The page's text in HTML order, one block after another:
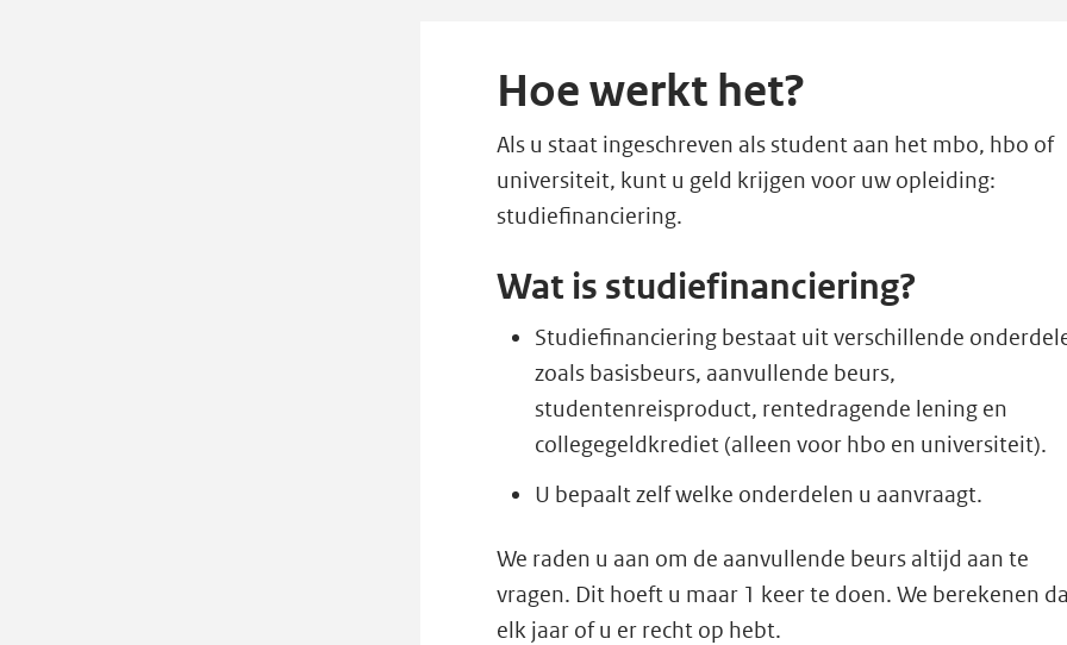
Hoe werkt het?
Als u staat ingeschreven als student aan het mbo, hbo of
universiteit, kunt u geld krijgen voor uw opleiding:
studiefinanciering.
Wat is studiefinanciering?
Studiefinanciering bestaat uit verschillende
zoals basisbeurs, aanvullende beurs,
studentenreisproduct, rentedragende lening en
collegegeldkrediet (alleen voor hbo en universiteit).
U bepaalt zelf welke onderdelen u aanvraagt.
We raden u aan om de aanvullende beurs altijd aan te
vragen. Dit hoeft u maar 1 keer te doen. We berekenen
elk jaar of u er recht op hebt.